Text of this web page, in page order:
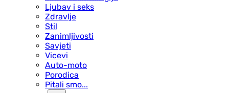
Ljubav i seks
Zdravlje
Stil
Zanimljivosti
Savjeti
Vicevi
Auto-moto
Porodica
Pitali smo...